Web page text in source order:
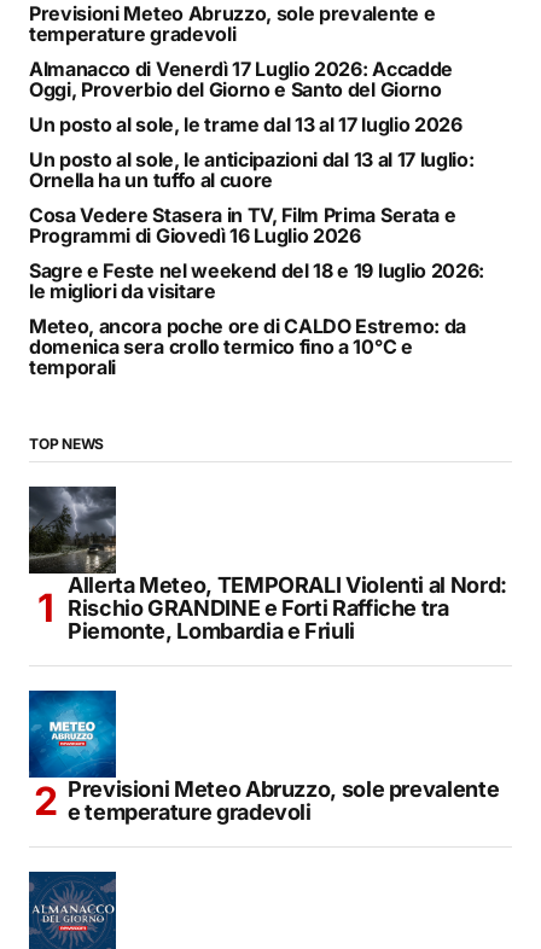
Previsioni Meteo Abruzzo, sole prevalente e
temperature gradevoli
Almanacco di Venerdì 17 Luglio 2026: Accadde
Oggi, Proverbio del Giorno e Santo del Giorno
Un posto al sole, le trame dal 13 al 17 luglio 2026
Un posto al sole, le anticipazioni dal 13 al 17 luglio:
Ornella ha un tuffo al cuore
Cosa Vedere Stasera in TV, Film Prima Serata e
Programmi di Giovedì 16 Luglio 2026
Sagre e Feste nel weekend del 18 e 19 luglio 2026:
le migliori da visitare
Meteo, ancora poche ore di CALDO Estremo: da
domenica sera crollo termico fino a 10°C e
temporali
TOP NEWS
Allerta Meteo, TEMPORALI Violenti al Nord:
Rischio GRANDINE e Forti Raffiche tra
Piemonte, Lombardia e Friuli
Previsioni Meteo Abruzzo, sole prevalente
e temperature gradevoli